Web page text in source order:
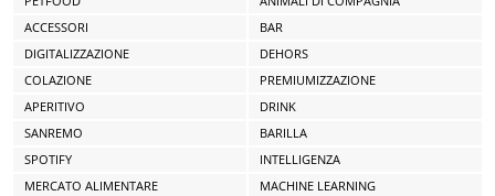
ACCESSORI
BAR
DIGITALIZZAZIONE
DEHORS
COLAZIONE
PREMIUMIZZAZIONE
APERITIVO
DRINK
SANREMO
BARILLA
SPOTIFY
INTELLIGENZA
MERCATO ALIMENTARE
MACHINE LEARNING